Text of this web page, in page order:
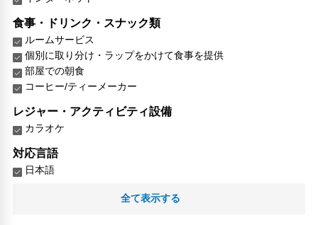
食事・ドリンク・スナック類
ルームサービス
個別に取り分け・ラップをかけて食事を提供
部屋での朝食
コーヒー/ティーメーカー
レジャー・アクティビティ設備
カラオケ
対応言語
日本語
全て表示する